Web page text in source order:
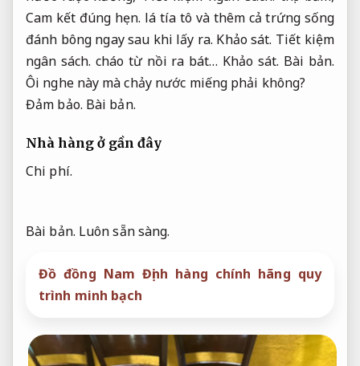
Cam kết đúng hẹn. lá tía tô và thêm cả trứng sống
đánh bông ngay sau khi lấy ra. Khảo sát. Tiết kiệm
ngân sách. cháo từ nồi ra bát… Khảo sát. Bài bản.
Ôi nghe này mà chảy nước miếng phải không?
Đảm bảo. Bài bản.
Nhà hàng ở gần đây
Chi phí.
Bài bản. Luôn sẵn sàng.
Đồ đồng Nam Định hàng chính hãng quy
trình minh bạch